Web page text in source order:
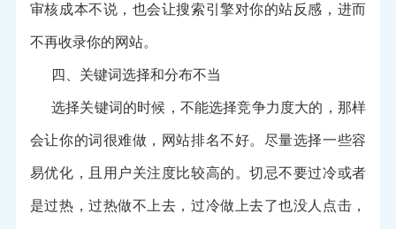
审核成本不说，也会让搜索引擎对你的站反感，进而
不再收录你的网站。
四、关键词选择和分布不当
选择关键词的时候，不能选择竞争力度大的，那样
会让你的词很难做，网站排名不好。尽量选择一些容
易优化，且用户关注度比较高的。切忌不要过冷或者
是过热，过热做不上去，过冷做上去了也没人点击，